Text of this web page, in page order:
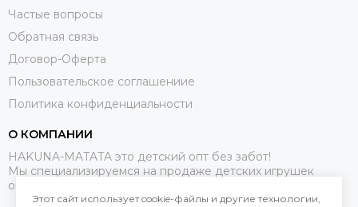
Частые вопросы
Обратная связь
Договор-Оферта
Пользовательское соглашениие
Политика конфиденциальности
О КОМПАНИИ
HAKUNA-MATATA это детский опт без забот!
Мы специализируемся на продаже детских игрушек
оптом.
Этот сайт использует cookie-файлы и другие технологии,